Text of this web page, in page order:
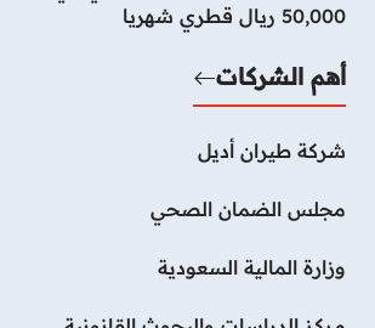
50,000 ريال قطري شهريا
أهم الشركات
شركة طيران أديل
مجلس الضمان الصحي
وزارة المالية السعودية